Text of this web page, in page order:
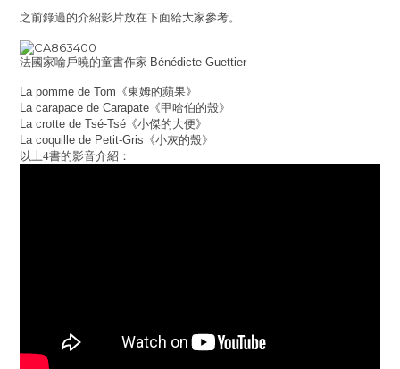
之前錄過的介紹影片放在下面給大家參考。
法國家喻戶曉的童書作家 Bénédicte Guettier
La pomme de Tom 《東姆的蘋果》
La carapace de Carapate 《甲哈伯的殼》
La crotte de Tsé-Tsé 《小傑的大便》
La coquille de Petit-Gris 《小灰的殼》
以上4書的影音介紹：